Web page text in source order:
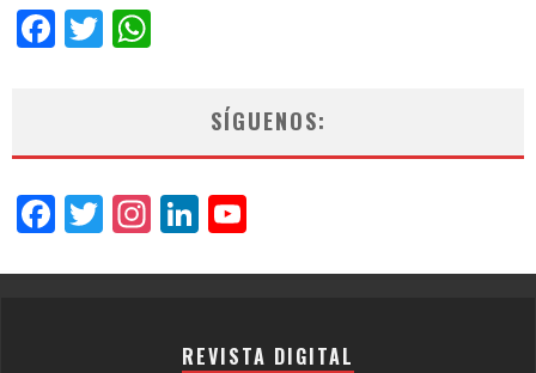
Facebook
Twitter
SÍGUENOS:
Facebook
Twitter
Instagram
LinkedIn
REVISTA DIGITAL